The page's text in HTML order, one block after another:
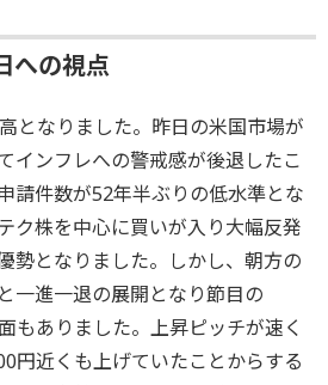
への視点
となりました。昨日の米国市場が
インフレへの警戒感が後退したこ
請件数が52年半ぶりの低水準とな
ク株を中心に買いが入り大幅反発
勢となりました。しかし、朝方の
一進一退の展開となり節目の
もありました。上昇ピッチが速く
円近くも上げていたことからする